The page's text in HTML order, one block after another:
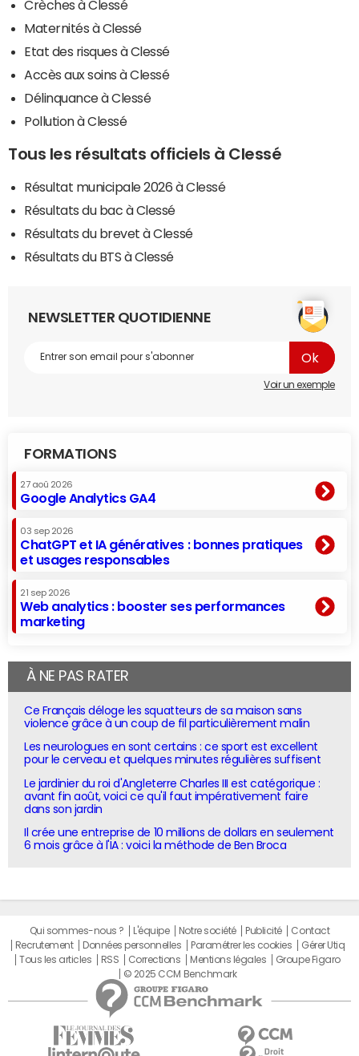
Crèches à Clessé
Maternités à Clessé
Etat des risques à Clessé
Accès aux soins à Clessé
Délinquance à Clessé
Pollution à Clessé
Tous les résultats officiels à Clessé
Résultat municipale 2026 à Clessé
Résultats du bac à Clessé
Résultats du brevet à Clessé
Résultats du BTS à Clessé
NEWSLETTER QUOTIDIENNE
Voir un exemple
FORMATIONS
27 aoû 2026
Google Analytics GA4
03 sep 2026
ChatGPT et IA génératives : bonnes pratiques
et usages responsables
21 sep 2026
Web analytics : booster ses performances
marketing
À NE PAS RATER
Ce Français déloge les squatteurs de sa maison sans
violence grâce à un coup de fil particulièrement malin
Les neurologues en sont certains : ce sport est excellent
pour le cerveau et quelques minutes régulières suffisent
Le jardinier du roi d'Angleterre Charles III est catégorique :
avant fin août, voici ce qu'il faut impérativement faire
dans son jardin
Il crée une entreprise de 10 millions de dollars en seulement
6 mois grâce à l'IA : voici la méthode de Ben Broca
Qui sommes-nous ? L'équipe Notre société Publicité
Contact
Recrutement
Données personnelles Paramétrer les cookies
Gérer Utiq
Tous les articles
RSS Corrections Mentions légales
Groupe Figaro
© 2025 CCM Benchmark